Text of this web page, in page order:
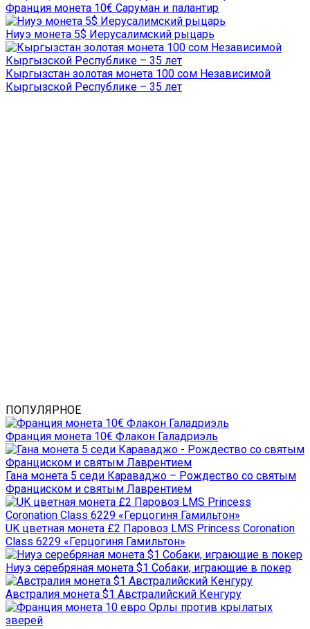
Франция монета 10€ Саруман и палантир
Ниуэ монета 5$ Иерусалимский рыцарь
Кыргызстан золотая монета 100 сом Независимой
Кыргызской Республике – 35 лет
ПОПУЛЯРНОЕ
Франция монета 10€ Флакон Галадриэль
Гана монета 5 седи Караваджо – Рождество со святым
Франциском и святым Лаврентием
UK цветная монета £2 Паровоз LMS Princess Coronation
Class 6229 «Герцогиня Гамильтон»
Ниуэ серебряная монета $1 Собаки, играющие в покер
Австралия монета $1 Австралийский Кенгуру